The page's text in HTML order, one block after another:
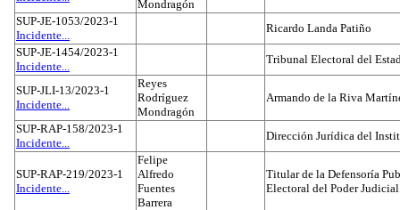
Mondragón
SUP-JE-1053/2023-1
Incidente...
Ricardo Landa Patiño
SUP-JE-1454/2023-1
Incidente...
Tribunal Electoral del
SUP-JLI-13/2023-1
Incidente...
Reyes
Rodríguez
Mondragón
Armando de la Riva
SUP-RAP-158/2023-1
Incidente...
Dirección Jurídica del
SUP-RAP-219/2023-1
Incidente...
Felipe
Alfredo
Fuentes
Barrera
Titular de la Defensoría
Electoral del Poder